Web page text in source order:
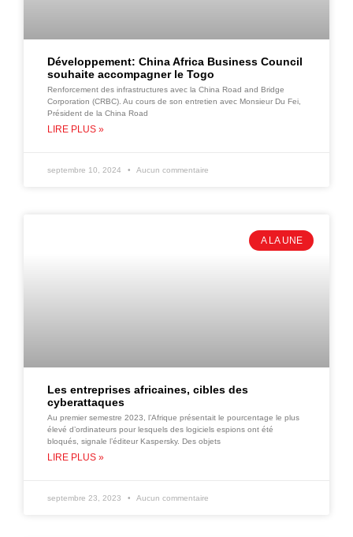
Développement: China Africa Business Council
souhaite accompagner le Togo
Renforcement des infrastructures avec la China Road and Bridge
Corporation (CRBC). Au cours de son entretien avec Monsieur Du Fei,
Président de la China Road
LIRE PLUS »
septembre 10, 2024 Aucun commentaire
A LA UNE
Les entreprises africaines, cibles des
cyberattaques
Au premier semestre 2023, l’Afrique présentait le pourcentage le plus
élevé d’ordinateurs pour lesquels des logiciels espions ont été
bloqués, signale l’éditeur Kaspersky. Des objets
LIRE PLUS »
septembre 23, 2023 Aucun commentaire